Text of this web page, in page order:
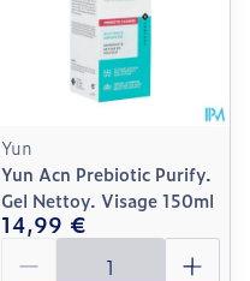
Yun
Yun Acn Prebiotic Purify.
Gel Nettoy. Visage 150ml
14,99 €
Quantité